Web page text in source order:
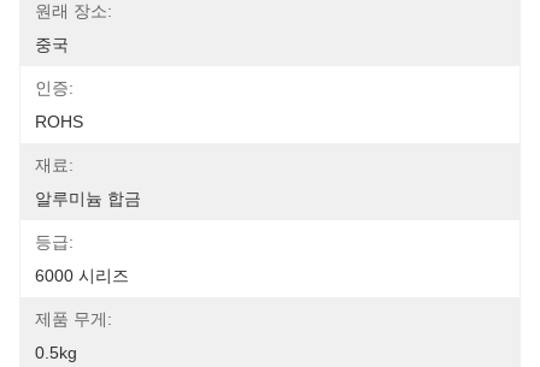
원래 장소:
중국
인증:
ROHS
재료:
알루미늄 합금
등급:
6000 시리즈
제품 무게:
0.5kg